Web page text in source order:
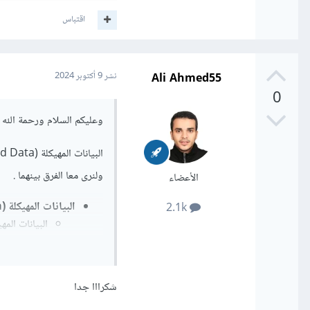
اقتباس
0
Ali Ahmed55
الأعضاء
نشر9 أكتوبر 2024
وعليكم السلام ورحمة الله
ولنرى معا الفرق بينهما .
البيانات المهيكلة (Structured Data):
حيث كل
لها
شكرااا جدا